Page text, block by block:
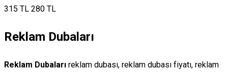
Reklam Dubaları
Reklam Dubaları reklam dubası, reklam dubası fiyatı, reklam
315 TL 280 TL